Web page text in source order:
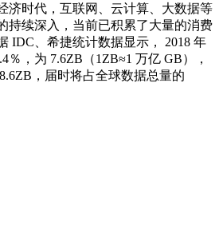
时代，互联网、云计算、大数据等
持续深入，当前已积累了大量的消费
IDC、希捷统计数据显示， 2018 年
％，为 7.6ZB（1ZB≈1 万亿 GB），
，届时将占全球数据总量的